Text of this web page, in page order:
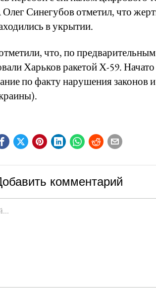
Синегубов отметил, что
в укрытии.
что, по
Харьков ракетой Х-59.
по факту нарушения законов
комментарий